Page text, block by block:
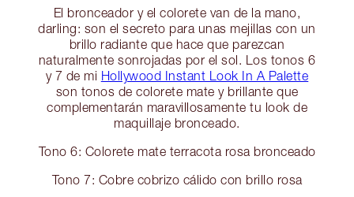
El bronceador y el colorete van de la mano,
darling: son el secreto para unas mejillas con un
brillo radiante que hace que parezcan
naturalmente sonrojadas por el sol. Los tonos 6
y 7 de mi Hollywood Instant Look In A Palette
son tonos de colorete mate y brillante que
complementarán maravillosamente tu look de
maquillaje bronceado.
Tono 6: Colorete mate terracota rosa bronceado
Tono 7: Cobre cobrizo cálido con brillo rosa